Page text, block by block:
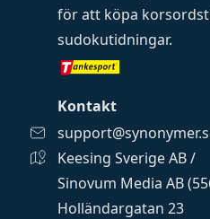
för att köpa
sudokutidningar.
Kontakt
Keesing Sverige AB /
Sinovum Media AB
Holländargatan 23